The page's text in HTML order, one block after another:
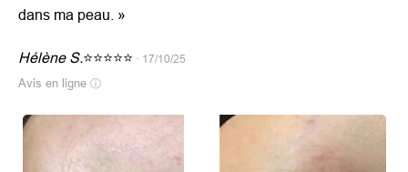
dans ma peau. »
Hélène S.⭐⭐⭐⭐⭐ · 17/10/25
Avis en ligne ⓘ